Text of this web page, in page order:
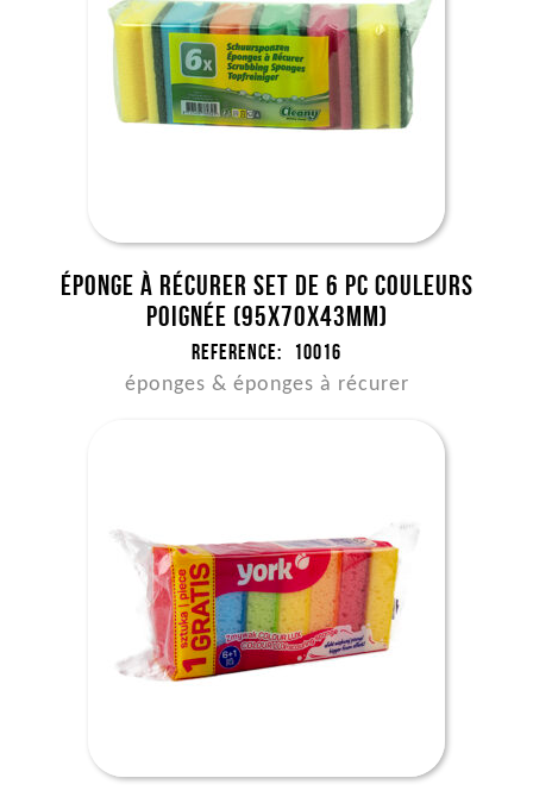
Éponge à récurer set de 6 pc couleurs
poignée (95x70x43mm)
Reference: 10016
éponges & éponges à récurer